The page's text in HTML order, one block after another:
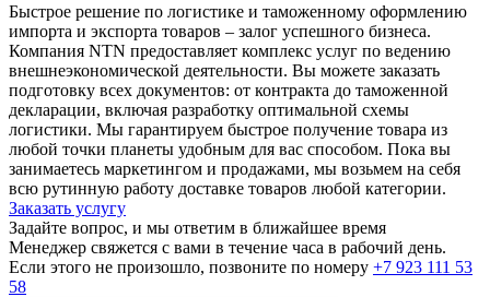
Быстрое решение по логистике и таможенному оформлению
импорта и экспорта товаров – залог успешного бизнеса.
Компания NTN предоставляет комплекс услуг по ведению
внешнеэкономической деятельности. Вы можете заказать
подготовку всех документов: от контракта до таможенной
декларации, включая разработку оптимальной схемы
логистики. Мы гарантируем быстрое получение товара из
любой точки планеты удобным для вас способом. Пока вы
занимаетесь маркетингом и продажами, мы возьмем на себя
всю рутинную работу доставке товаров любой категории.
Заказать услугу
Задайте вопрос, и мы ответим в ближайшее время
Менеджер свяжется с вами в течение часа в рабочий день.
Если этого не произошло, позвоните по номеру +7 923 111 53
58